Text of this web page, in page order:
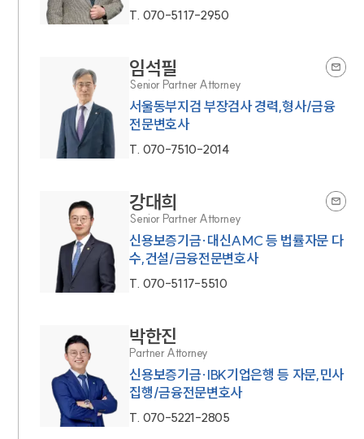
T. 070-5117-2950
임석필
Senior Partner Attorney
서울동부지검 부장검사 경력,형사/금융
전문변호사
T. 070-7510-2014
강대희
Senior Partner Attorney
신용보증기금·대신AMC 등 법률자문 다
수,건설/금융전문변호사
T. 070-5117-5510
박한진
Partner Attorney
신용보증기금·IBK기업은행 등 자문,민사
집행/금융전문변호사
T. 070-5221-2805